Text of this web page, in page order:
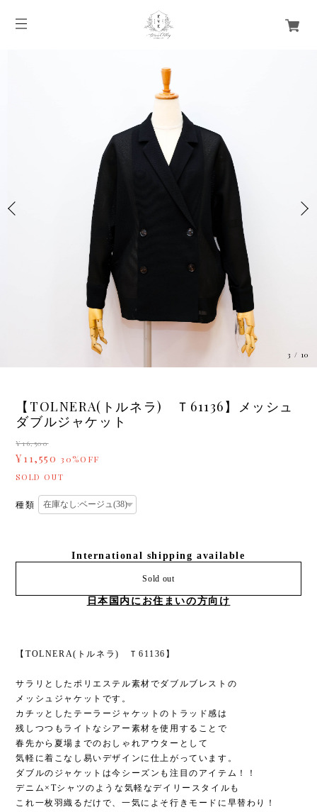
3 / 10
【TOLNERA(トルネラ) Ｔ61136】メッシュ
ダブルジャケット
¥16,500
¥11,550 30%OFF
SOLD OUT
種類
International shipping available
Sold out
日本国内にお住まいの方向け
【TOLNERA(トルネラ) Ｔ61136】
サラリとしたポリエステル素材でダブルブレストの
メッシュジャケットです。
カチッとしたテーラージャケットのトラッド感は
残しつつもライトなシアー素材を使用することで
春先から夏場までのおしゃれアウターとして
気軽に着こなし易いデザインに仕上がっています。
ダブルのジャケットは今シーズンも注目のアイテム！！
デニム×Tシャツのような気軽なデイリースタイルも
これ一枚羽織るだけで、一気によそ行きモードに早替わり！